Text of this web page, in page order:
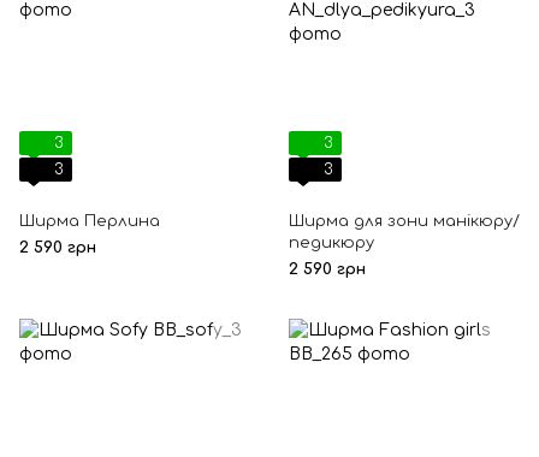
3
3
Ширма Перлина
2 590 грн
3
3
Ширма для зони манікюру/
педикюру
2 590 грн